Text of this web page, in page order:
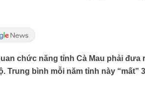
chức năng tỉnh Cà Mau phải đưa
bình mỗi năm tỉnh này “mất”